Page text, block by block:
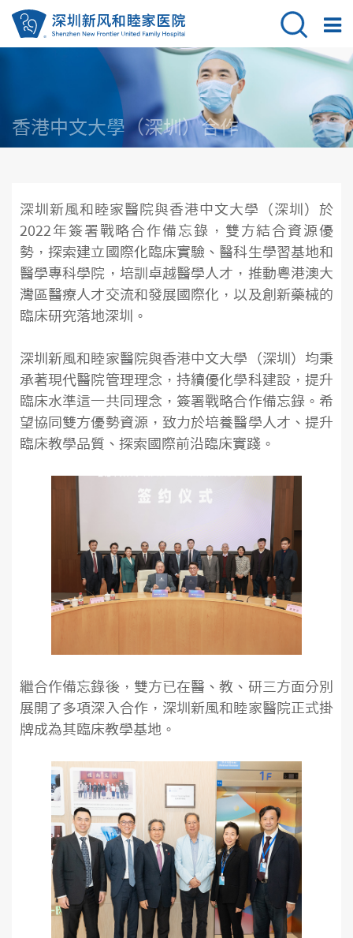
香港中文大學（深圳）合作
深圳新風和睦家醫院與香港中文大學（深圳）於
2022年簽署戰略合作備忘錄，雙方結合資源優
勢，探索建立國際化臨床實驗、醫科生學習基地和
醫學專科學院，培訓卓越醫學人才，推動粵港澳大
灣區醫療人才交流和發展國際化，以及創新藥械的
臨床研究落地深圳。
深圳新風和睦家醫院與香港中文大學（深圳）均秉
承著現代醫院管理理念，持續優化學科建設，提升
臨床水準這一共同理念，簽署戰略合作備忘錄。希
望協同雙方優勢資源，致力於培養醫學人才、提升
臨床教學品質、探索國際前沿臨床實踐。
繼合作備忘錄後，雙方已在醫、教、研三方面分別
展開了多項深入合作，深圳新風和睦家醫院正式掛
牌成為其臨床教學基地。